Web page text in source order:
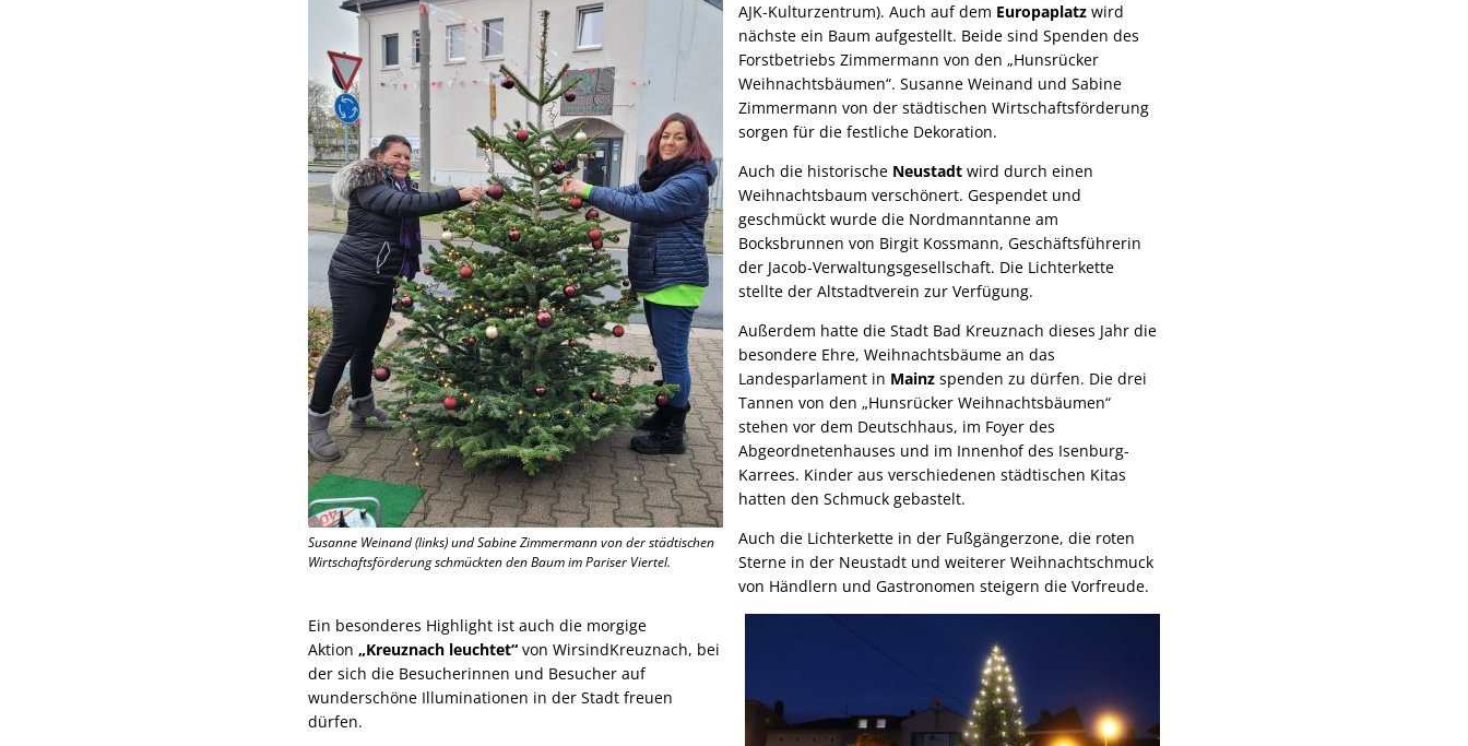
Susanne Weinand (links) und Sabine Zimmermann von der städtischen
Wirtschaftsförderung schmückten den Baum im Pariser Viertel.
AJK-Kulturzentrum). Auch auf dem Europaplatz wird
nächste ein Baum aufgestellt. Beide sind Spenden des
Forstbetriebs Zimmermann von den „Hunsrücker
Weihnachtsbäumen“. Susanne Weinand und Sabine
Zimmermann von der städtischen Wirtschaftsförderung
sorgen für die festliche Dekoration.
Auch die historische Neustadt wird durch einen
Weihnachtsbaum verschönert. Gespendet und
geschmückt wurde die Nordmanntanne am
Bocksbrunnen von Birgit Kossmann, Geschäftsführerin
der Jacob-Verwaltungsgesellschaft. Die Lichterkette
stellte der Altstadtverein zur Verfügung.
Außerdem hatte die Stadt Bad Kreuznach dieses Jahr die
besondere Ehre, Weihnachtsbäume an das
Landesparlament in Mainz spenden zu dürfen. Die drei
Tannen von den „Hunsrücker Weihnachtsbäumen“
stehen vor dem Deutschhaus, im Foyer des
Abgeordnetenhauses und im Innenhof des Isenburg-
Karrees. Kinder aus verschiedenen städtischen Kitas
hatten den Schmuck gebastelt.
Auch die Lichterkette in der Fußgängerzone, die roten
Sterne in der Neustadt und weiterer Weihnachtschmuck
von Händlern und Gastronomen steigern die Vorfreude.
Ein besonderes Highlight ist auch die morgige
Aktion „Kreuznach leuchtet“ von WirsindKreuznach, bei
der sich die Besucherinnen und Besucher auf
wunderschöne Illuminationen in der Stadt freuen
dürfen.